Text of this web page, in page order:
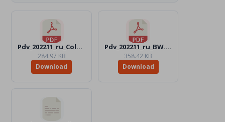
Pdv_202211_ru_Color.pdf
284.97 KB
Download
Pdv_202211_ru_BW.pdf
358.42 KB
Download